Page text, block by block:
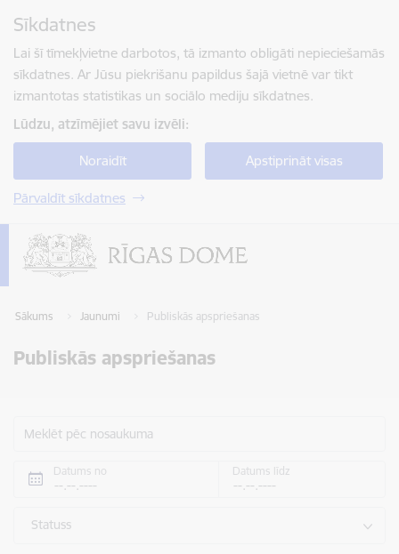
Sīkdatnes
Lai šī tīmekļvietne darbotos, tā izmanto obligāti nepieciešamās
sīkdatnes. Ar Jūsu piekrišanu papildus šajā vietnē var tikt
izmantotas statistikas un sociālo mediju sīkdatnes.
Lūdzu, atzīmējiet savu izvēli:
Noraidīt Apstiprināt visas
Pārvaldīt sīkdatnes
Sākums Jaunumi Publiskās apspriešanas
Publiskās apspriešanas
Meklēt pēc nosaukuma
Datums no Datums līdz
Statuss